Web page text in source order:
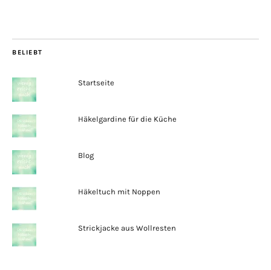
BELIEBT
Startseite
Häkelgardine für die Küche
Blog
Häkeltuch mit Noppen
Strickjacke aus Wollresten